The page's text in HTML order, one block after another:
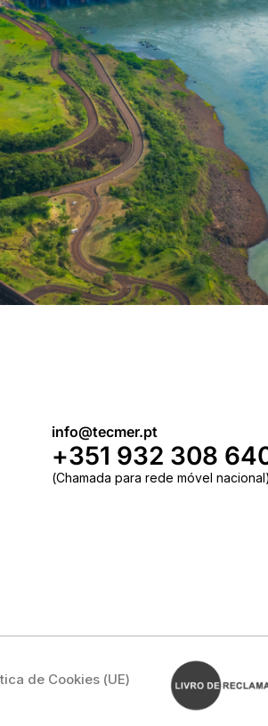
info@tecmer.pt
+351 932 308
(Chamada para rede móvel nacional)
de Cookies (UE)